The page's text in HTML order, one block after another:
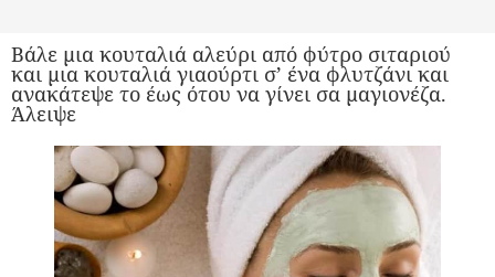
Βάλε μια κουταλιά αλεύρι από φύτρο σιταριού
και μια κουταλιά γιαούρτι σ’ ένα φλυτζάνι και
ανακάτεψε το έως ότου να γίνει σα μαγιονέζα.
Άλειψε